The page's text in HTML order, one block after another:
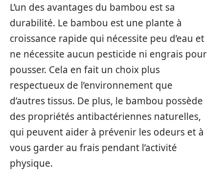
L’un des avantages du bambou est sa
durabilité. Le bambou est une plante à
croissance rapide qui nécessite peu d’eau et
ne nécessite aucun pesticide ni engrais pour
pousser. Cela en fait un choix plus
respectueux de l’environnement que
d’autres tissus. De plus, le bambou possède
des propriétés antibactériennes naturelles,
qui peuvent aider à prévenir les odeurs et à
vous garder au frais pendant l’activité
physique.